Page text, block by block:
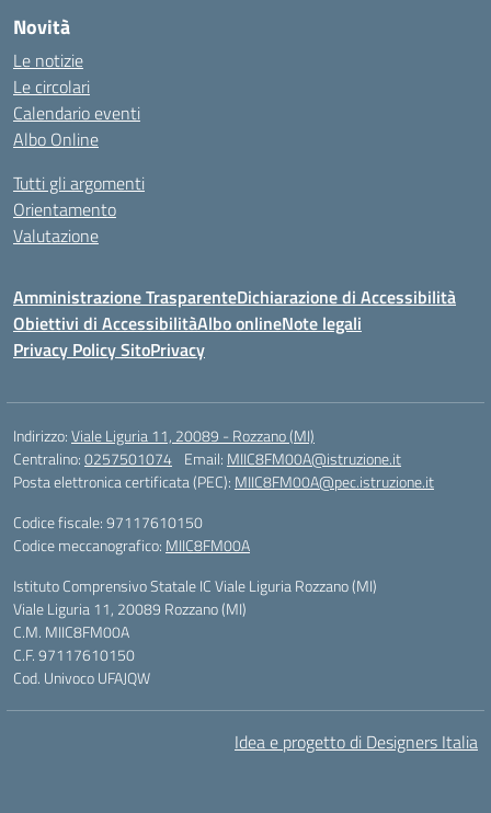
Novità
Le notizie
Le circolari
Calendario eventi
Albo Online
Tutti gli argomenti
Orientamento
Valutazione
Amministrazione TrasparenteDichiarazione di Accessibilità
Obiettivi di AccessibilitàAlbo onlineNote legali
Privacy Policy SitoPrivacy
Indirizzo:Viale Liguria 11, 20089 - Rozzano (MI)
Centralino:0257501074 Email: MIIC8FM00A@istruzione.it
Posta elettronica certificata (PEC): MIIC8FM00A@pec.istruzione.it
Codice fiscale: 97117610150
Codice meccanografico: MIIC8FM00A
Istituto Comprensivo Statale IC Viale Liguria Rozzano (MI)
Viale Liguria 11, 20089 Rozzano (MI)
C.M. MIIC8FM00A
C.F. 97117610150
Cod. Univoco UFAJQW
Idea e progetto di Designers Italia